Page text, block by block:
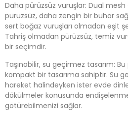
Daha pürüzsüz vuruşlar: Dual
pürüzsüz, daha zengin bir buhar
sert boğaz vuruşları olmadan eşit
Tahriş olmadan pürüzsüz, temiz
bir seçimdir.
Taşınabilir, su geçirmez tasarım: Bu
kompakt bir tasarıma sahiptir. Su
hareket halindeyken ister evde
dökülmeler konusunda
götürebilmenizi sağlar.